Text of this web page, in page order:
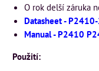
O rok delší záruka
Datasheet -
Manual - P2410
Použití: